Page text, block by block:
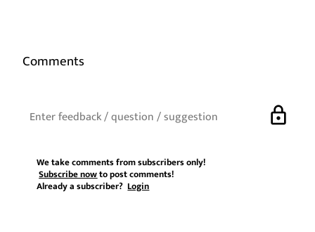
Comments
lock
We take comments from subscribers only!
Subscribe nowto post comments!
Already a subscriber?Login